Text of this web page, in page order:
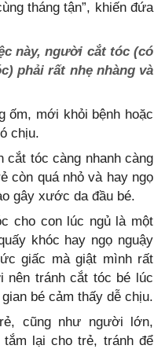
tháng tận”, khiến đứa
này, người cắt tóc (có
phải rất nhẹ nhàng và
ốm, mới khỏi bệnh hoặc
chịu.
cắt tóc càng nhanh càng
còn quá nhỏ và hay ngọ
gây xước da đầu bé.
cho con lúc ngủ là một
khóc hay ngọ nguậy
giấc mà giật mình rất
nên tránh cắt tóc bé lúc
bé cảm thấy dễ chịu.
cũng như người lớn,
lại cho trẻ, tránh để